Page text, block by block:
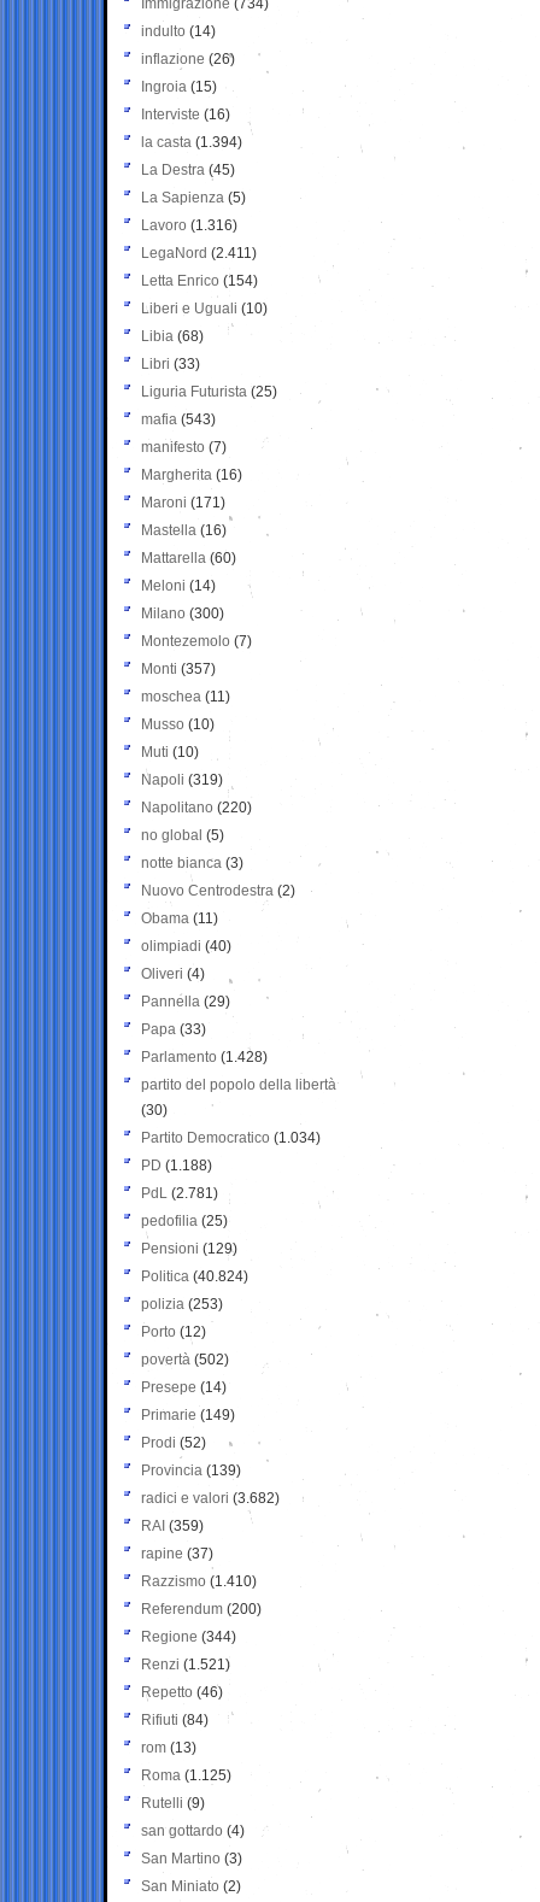
Immigrazione (734)
indulto (14)
inflazione (26)
Ingroia (15)
Interviste (16)
la casta (1.394)
La Destra (45)
La Sapienza (5)
Lavoro (1.316)
LegaNord (2.411)
Letta Enrico (154)
Liberi e Uguali (10)
Libia (68)
Libri (33)
Liguria Futurista (25)
mafia (543)
manifesto (7)
Margherita (16)
Maroni (171)
Mastella (16)
Mattarella (60)
Meloni (14)
Milano (300)
Montezemolo (7)
Monti (357)
moschea (11)
Musso (10)
Muti (10)
Napoli (319)
Napolitano (220)
no global (5)
notte bianca (3)
Nuovo Centrodestra (2)
Obama (11)
olimpiadi (40)
Oliveri (4)
Pannella (29)
Papa (33)
Parlamento (1.428)
partito del popolo della libertà
(30)
Partito Democratico (1.034)
PD (1.188)
PdL (2.781)
pedofilia (25)
Pensioni (129)
Politica (40.824)
polizia (253)
Porto (12)
povertà (502)
Presepe (14)
Primarie (149)
Prodi (52)
Provincia (139)
radici e valori (3.682)
RAI (359)
rapine (37)
Razzismo (1.410)
Referendum (200)
Regione (344)
Renzi (1.521)
Repetto (46)
Rifiuti (84)
rom (13)
Roma (1.125)
Rutelli (9)
san gottardo (4)
San Martino (3)
San Miniato (2)